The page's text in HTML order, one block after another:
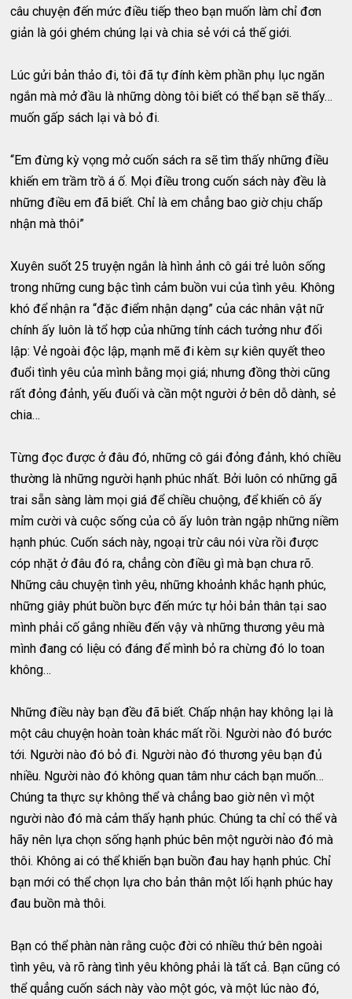
câu chuyện đến mức điều tiếp theo bạn muốn làm chỉ đơn
giản là gói ghém chúng lại và chia sẻ với cả thế giới.
Lúc gửi bản thảo đi, tôi đã tự đính kèm phần phụ lục ngăn
ngắn mà mở đầu là những dòng tôi biết có thể bạn sẽ thấy…
muốn gấp sách lại và bỏ đi.
“Em đừng kỳ vọng mở cuốn sách ra sẽ tìm thấy những điều
khiến em trầm trồ á ố. Mọi điều trong cuốn sách này đều là
những điều em đã biết. Chỉ là em chẳng bao giờ chịu chấp
nhận mà thôi”
Xuyên suốt 25 truyện ngắn là hình ảnh cô gái trẻ luôn sống
trong những cung bậc tình cảm buồn vui của tình yêu. Không
khó để nhận ra “đặc điểm nhận dạng” của các nhân vật nữ
chính ấy luôn là tổ hợp của những tính cách tưởng như đối
lập: Vẻ ngoài độc lập, mạnh mẽ đi kèm sự kiên quyết theo
đuổi tình yêu của mình bằng mọi giá; nhưng đồng thời cũng
rất đỏng đảnh, yếu đuối và cần một người ở bên dỗ dành, sẻ
chia…
Từng đọc được ở đâu đó, những cô gái đỏng đảnh, khó chiều
thường là những người hạnh phúc nhất. Bởi luôn có những gã
trai sẵn sàng làm mọi giá để chiều chuộng, để khiến cô ấy
mỉm cười và cuộc sống của cô ấy luôn tràn ngập những niềm
hạnh phúc. Cuốn sách này, ngoại trừ câu nói vừa rồi được
cóp nhặt ở đâu đó ra, chẳng còn điều gì mà bạn chưa rõ.
Những câu chuyện tình yêu, những khoảnh khắc hạnh phúc,
những giây phút buồn bực đến mức tự hỏi bản thân tại sao
mình phải cố gắng nhiều đến vậy và những thương yêu mà
mình đang có liệu có đáng để mình bỏ ra chừng đó lo toan
không…
Những điều này bạn đều đã biết. Chấp nhận hay không lại là
một câu chuyện hoàn toàn khác mất rồi. Người nào đó bước
tới. Người nào đó bỏ đi. Người nào đó thương yêu bạn đủ
nhiều. Người nào đó không quan tâm như cách bạn muốn…
Chúng ta thực sự không thể và chẳng bao giờ nên vì một
người nào đó mà cảm thấy hạnh phúc. Chúng ta chỉ có thể và
hãy nên lựa chọn sống hạnh phúc bên một người nào đó mà
thôi. Không ai có thể khiến bạn buồn đau hay hạnh phúc. Chỉ
bạn mới có thể chọn lựa cho bản thân một lối hạnh phúc hay
đau buồn mà thôi.
Bạn có thể phàn nàn rằng cuộc đời có nhiều thứ bên ngoài
tình yêu, và rõ ràng tình yêu không phải là tất cả. Bạn cũng có
thể quẳng cuốn sách này vào một góc, và một lúc nào đó,